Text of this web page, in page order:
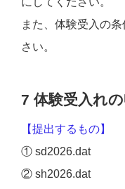
また、体験受入の
さい。
7 体験受入れ
【提出するもの】
① sd2026.dat
② sh2026.dat